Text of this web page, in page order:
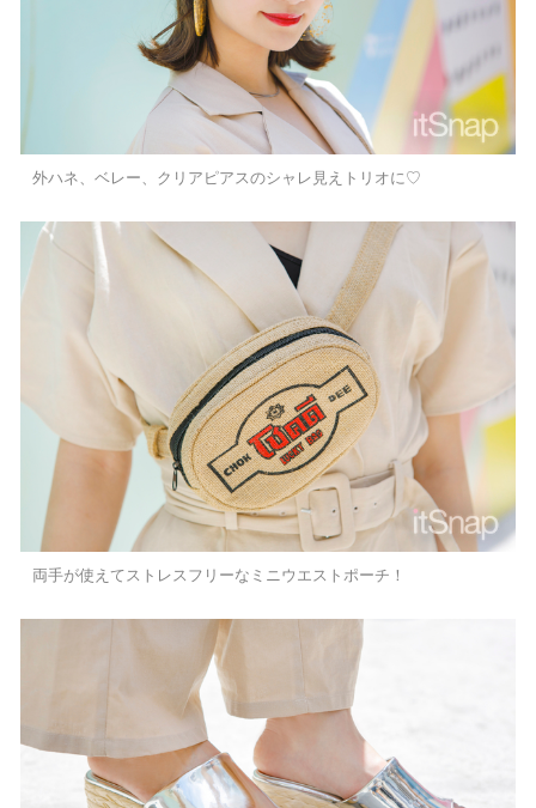
外ハネ、ベレー、クリアピアスのシャレ見えトリオに♡
両手が使えてストレスフリーなミニウエストポーチ！